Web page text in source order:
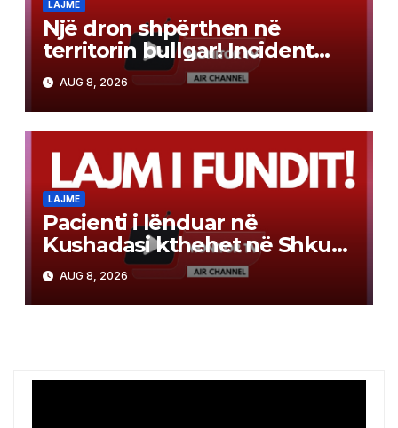
LAJME
Një dron shpërthen në
territorin bullgar! Incident
pranë gazsjellësit trans-
ballkanik, autoritetet hetojnë
AUG 8, 2026
LAJME
Pacienti i lënduar në
Kushadasi kthehet në Shkup!
Transportohet me avion
qeveritar, në gjendje që
kërkon trajtim intensiv
AUG 8, 2026